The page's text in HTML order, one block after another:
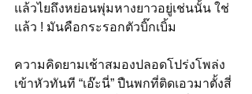
แล้วไยถึงหย่อนพุ่มหางยาวอยู่เช่นนั้น ใช่
แล้ว ! มันคือกระรอกตัวบิ๊กเบิ้ม
ความคิดยามเช้าสมองปลอดโปร่งโพล่ง
เข้าหัวทันที “เอ๊ะนี่” ปืนพกที่ติดเอวมาตั้งสี่